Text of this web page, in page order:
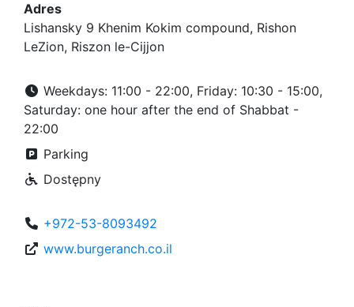
Adres
Lishansky 9 Khenim Kokim compound, Rishon
LeZion, Riszon le-Cijjon
Weekdays: 11:00 - 22:00, Friday: 10:30 - 15:00,
Saturday: one hour after the end of Shabbat -
22:00
Parking
Dostępny
+972-53-8093492
www.burgeranch.co.il